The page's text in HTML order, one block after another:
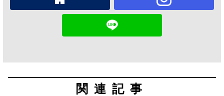
関連記事